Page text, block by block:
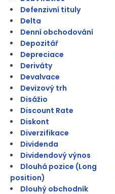
Defenzivní tituly
Delta
Denní obchodování
Depozitář
Depreciace
Deriváty
Devalvace
Devizový trh
Disážio
Discount Rate
Diskont
Diverzifikace
Dividenda
Dividendový výnos
Dlouhá pozice (Long
position)
Dlouhý obchodník